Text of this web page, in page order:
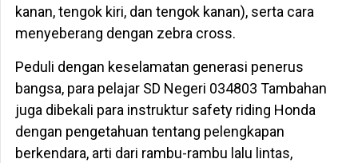
kanan, tengok kiri, dan tengok kanan), serta cara
menyeberang dengan zebra cross.
Peduli dengan keselamatan generasi penerus
bangsa, para pelajar SD Negeri 034803 Tambahan
juga dibekali para instruktur safety riding Honda
dengan pengetahuan tentang pelengkapan
berkendara, arti dari rambu-rambu lalu lintas,